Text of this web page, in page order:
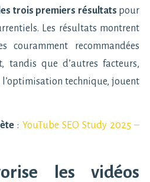
trois premiers résultats pour
Les résultats montrent
couramment recommandées
tandis que d’autres facteurs,
l’optimisation technique, jouent
: YouTube SEO Study 2025 –
les vidéos